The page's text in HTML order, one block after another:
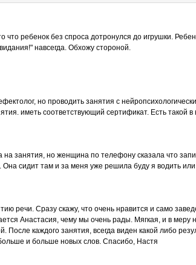
ребенок без спроса дотронулся до игрушки.
навсегда. Обхожу стороной.
но проводить занятия с
иметь соответствующий сертификат. Есть такой
на занятия, но женщина по телефону сказала что
сидит там и за меня уже решила буду я водить
речи. Сразу скажу, что очень нравится и само
Анастасия, чему мы очень рады. Мягкая, и в меру
каждого занятия, всегда виден какой либо
и больше новых слов. Спасибо, Настя